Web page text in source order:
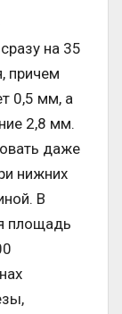
на 35
причем
0,5 мм, а
2,8 мм.
даже
нижних
В
площадь